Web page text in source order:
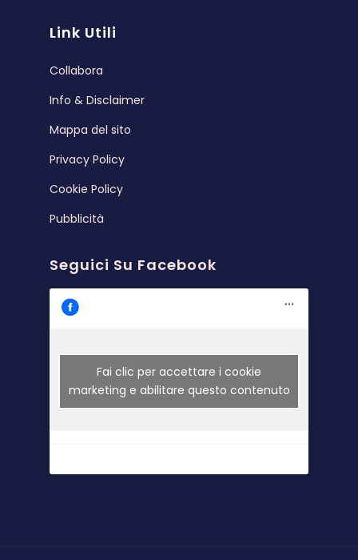
Link Utili
Collabora
Info & Disclaimer
Mappa del sito
Privacy Policy
Cookie Policy
Pubblicità
Seguici Su Facebook
Fai clic per accettare i cookie
marketing e abilitare questo contenuto